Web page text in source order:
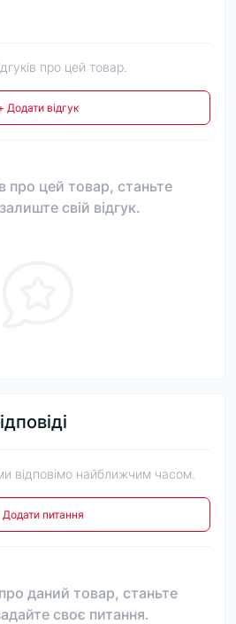
про цей товар.
Додати відгук
про цей товар, станьте
свій відгук.
відповімо найближчим часом.
Додати питання
даний товар, станьте
своє питання.